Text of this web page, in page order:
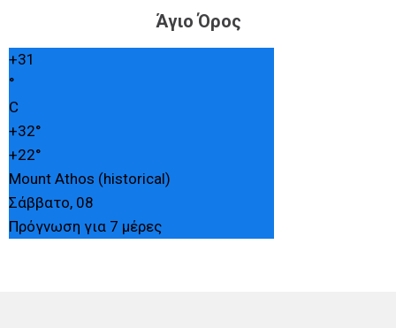
Άγιο Όρος
+31
°
C
+32°
+22°
Mount Athos (historical)
Σάββατο, 08
Πρόγνωση για 7 μέρες